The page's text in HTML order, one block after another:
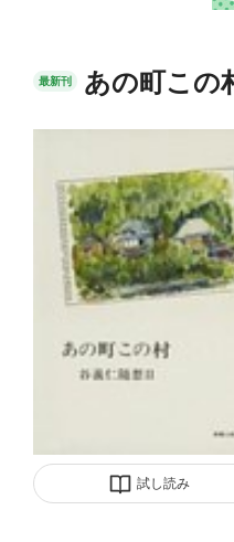
最新刊 あの町こ
試し読み